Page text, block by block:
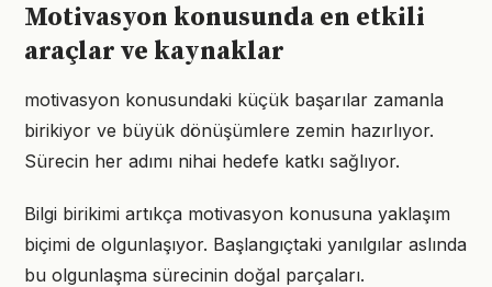
Motivasyon konusunda en etkili
araçlar ve kaynaklar
motivasyon konusundaki küçük başarılar zamanla
birikiyor ve büyük dönüşümlere zemin hazırlıyor.
Sürecin her adımı nihai hedefe katkı sağlıyor.
Bilgi birikimi artıkça motivasyon konusuna yaklaşım
biçimi de olgunlaşıyor. Başlangıçtaki yanılgılar aslında
bu olgunlaşma sürecinin doğal parçaları.